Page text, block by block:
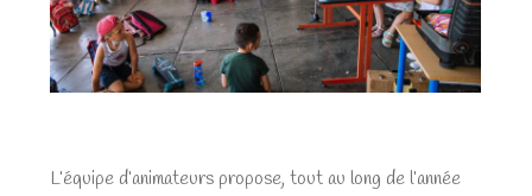
L’équipe d’animateurs propose, tout au long de l’année